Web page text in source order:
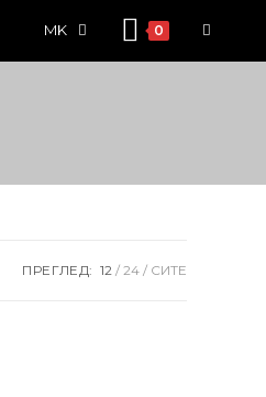
MK 0
ПРЕГЛЕД: 12 24 СИТЕ